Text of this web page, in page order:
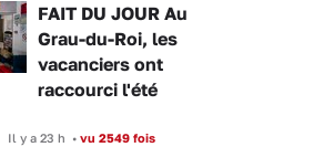
FAIT DU JOUR Au
Grau-du-Roi, les
vacanciers ont
raccourci l'été
Il y a 23 h • vu 2549 fois